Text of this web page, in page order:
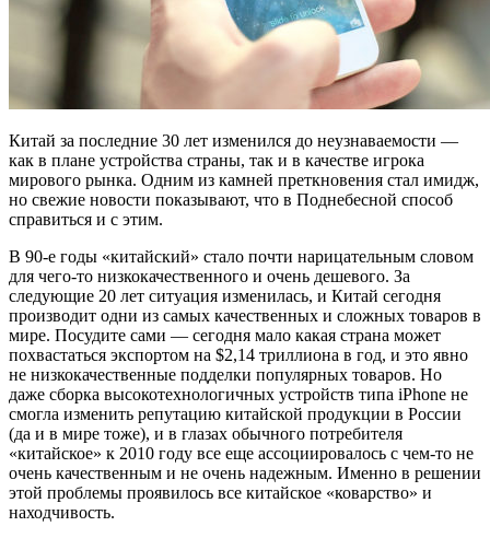
Китай за последние 30 лет изменился до неузнаваемости —
как в плане устройства страны, так и в качестве игрока
мирового рынка. Одним из камней преткновения стал имидж,
но свежие новости показывают, что в Поднебесной способ
справиться и с этим.
В 90-е годы «китайский» стало почти нарицательным словом
для чего-то низкокачественного и очень дешевого. За
следующие 20 лет ситуация изменилась, и Китай сегодня
производит одни из самых качественных и сложных товаров в
мире. Посудите сами — сегодня мало какая страна может
похвастаться экспортом на $2,14 триллиона в год, и это явно
не низкокачественные подделки популярных товаров. Но
даже сборка высокотехнологичных устройств типа iPhone не
смогла изменить репутацию китайской продукции в России
(да и в мире тоже), и в глазах обычного потребителя
«китайское» к 2010 году все еще ассоциировалось с чем-то не
очень качественным и не очень надежным. Именно в решении
этой проблемы проявилось все китайское «коварство» и
находчивость.